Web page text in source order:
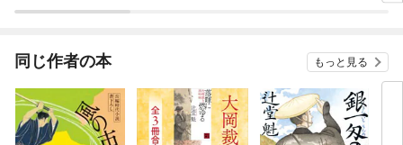
同じ作者の本 もっと見る